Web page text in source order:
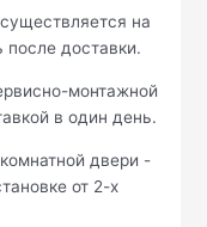
на
доставки.
монтажной
в один день.
двери -
от 2-х